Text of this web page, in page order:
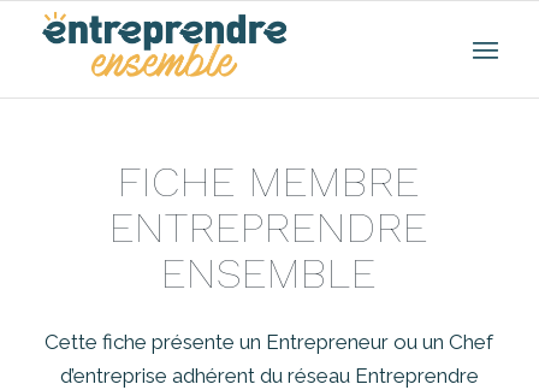
FICHE MEMBRE
ENTREPRENDRE
ENSEMBLE
Cette fiche présente un Entrepreneur ou un Chef
d’entreprise adhérent du réseau Entreprendre